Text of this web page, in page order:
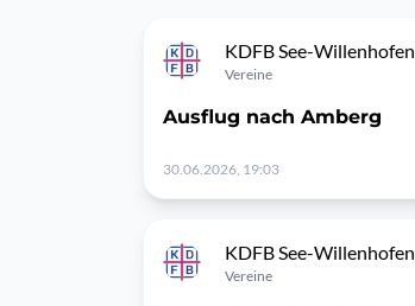
KDFB See-Willenhofen
Vereine
Ausflug nach Amberg
30.06.2026, 19:03
KDFB See-Willenhofen
Vereine